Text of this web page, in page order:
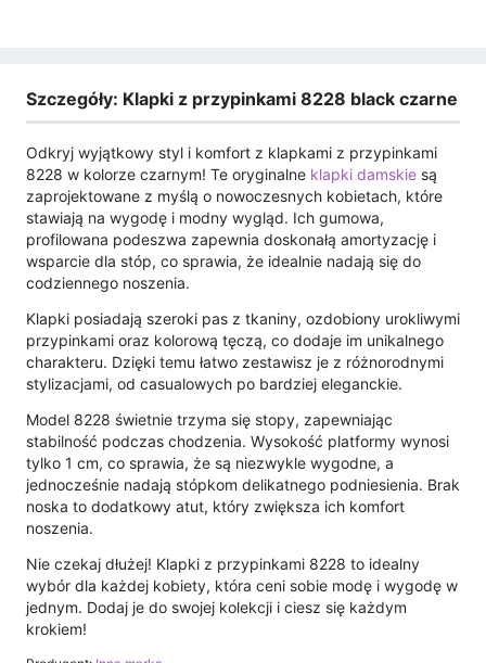
Szczegóły: Klapki z przypinkami 8228 black czarne
Odkryj wyjątkowy styl i komfort z klapkami z przypinkami
8228 w kolorze czarnym! Te oryginalne klapki damskie są
zaprojektowane z myślą o nowoczesnych kobietach, które
stawiają na wygodę i modny wygląd. Ich gumowa,
profilowana podeszwa zapewnia doskonałą amortyzację i
wsparcie dla stóp, co sprawia, że idealnie nadają się do
codziennego noszenia.
Klapki posiadają szeroki pas z tkaniny, ozdobiony urokliwymi
przypinkami oraz kolorową tęczą, co dodaje im unikalnego
charakteru. Dzięki temu łatwo zestawisz je z różnorodnymi
stylizacjami, od casualowych po bardziej eleganckie.
Model 8228 świetnie trzyma się stopy, zapewniając
stabilność podczas chodzenia. Wysokość platformy wynosi
tylko 1 cm, co sprawia, że są niezwykle wygodne, a
jednocześnie nadają stópkom delikatnego podniesienia. Brak
noska to dodatkowy atut, który zwiększa ich komfort
noszenia.
Nie czekaj dłużej! Klapki z przypinkami 8228 to idealny
wybór dla każdej kobiety, która ceni sobie modę i wygodę w
jednym. Dodaj je do swojej kolekcji i ciesz się każdym
krokiem!